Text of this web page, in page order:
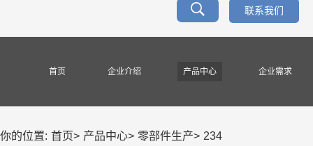
联系我们
首页 企业介绍 产品中心 企业需求
你的位置: 首页> 产品中心> 零部件生产> 234